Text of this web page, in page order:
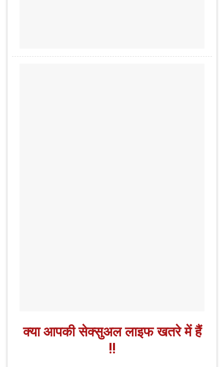
क्या आपकी सेक्सुअल लाइफ खतरे में हैं
!!